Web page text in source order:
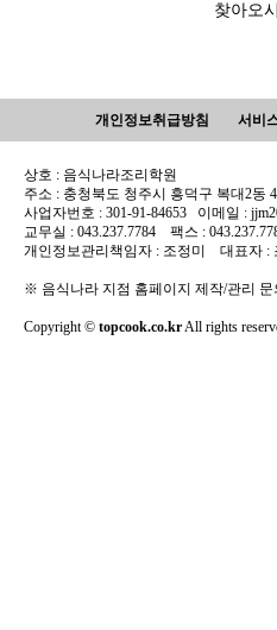
찾아오
개인정보취급방침 서비
상호 : 음식나라조리학원
주소 : 충청북도 청주시 흥덕구 복대2동
사업자번호 : 301-91-84653 이메일 :
교무실 : 043.237.7784 팩스 :
개인정보관리책임자 : 조정미 대표자 :
※ 음식나라 지점 홈페이지 제작/관리 문
Copyright © topcook.co.krAll rights